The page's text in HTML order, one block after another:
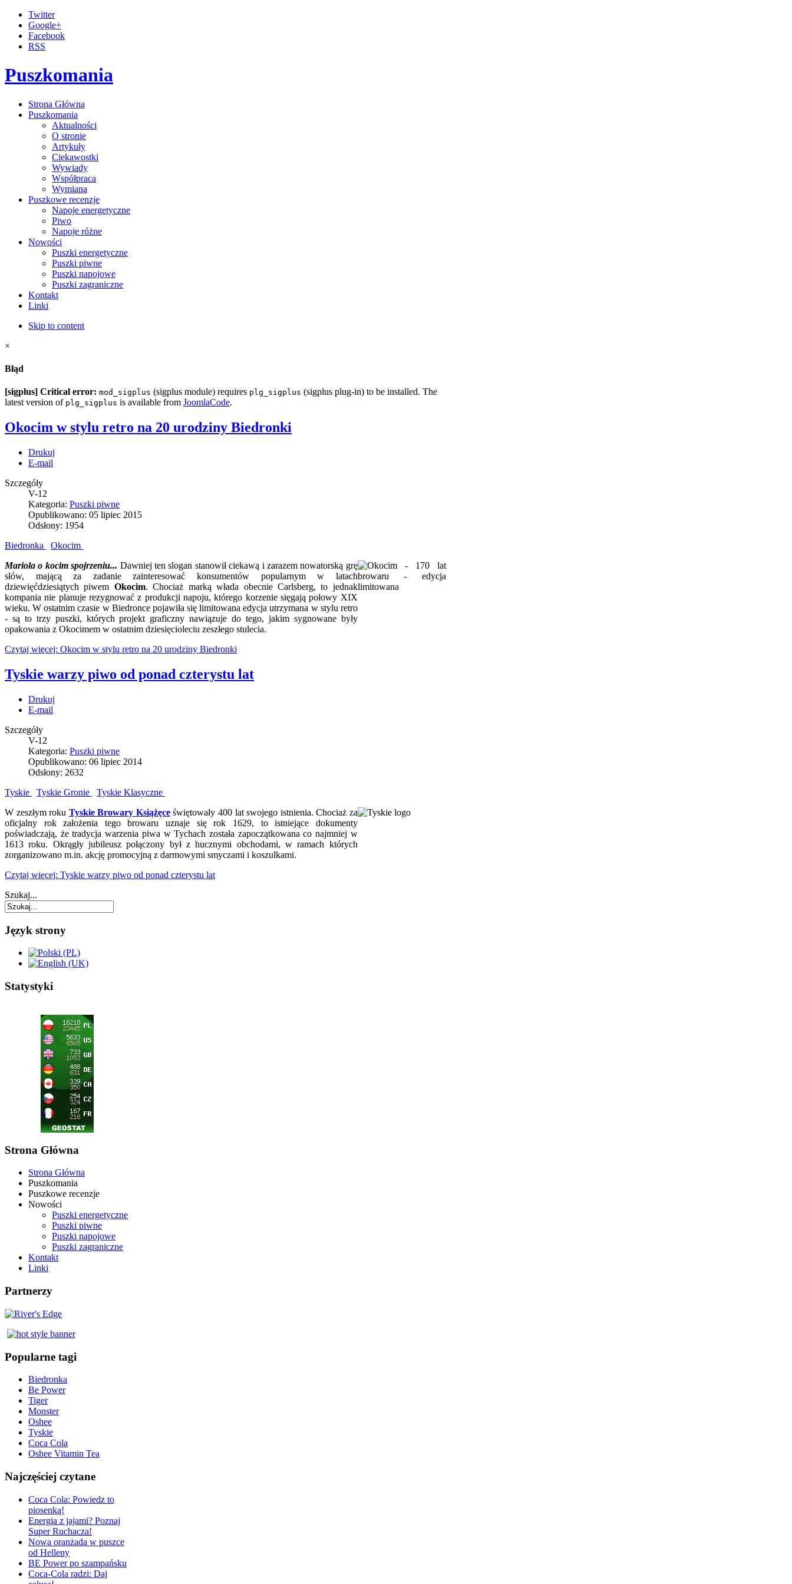
Twitter
Google+
Facebook
RSS
Puszkomania
Strona Główna
Puszkomania
Aktualności
O stronie
Artykuły
Ciekawostki
Wywiady
Współpraca
Wymiana
Puszkowe recenzje
Napoje energetyczne
Piwo
Napoje różne
Nowości
Puszki energetyczne
Puszki piwne
Puszki napojowe
Puszki zagraniczne
Kontakt
Linki
Skip to content
×
Błąd
[sigplus] Critical error: mod_sigplus (sigplus module) requires plg_sigplus (sigplus plug-in) to be installed. The
latest version of plg_sigplus is available from JoomlaCode.
Okocim w stylu retro na 20 urodziny Biedronki
Drukuj
E-mail
Szczegóły
V-12
Kategoria: Puszki piwne
Opublikowano: 05 lipiec 2015
Odsłony: 1954
Biedronka
Okocim
Mariola o kocim spojrzeniu... Dawniej ten slogan stanowił ciekawą i zarazem nowatorską grę
słów, mającą za zadanie zainteresować konsumentów popularnym w latach
dziewięćdziesiątych piwem Okocim. Chociaż marką włada obecnie Carlsberg, to jednak
kompania nie planuje rezygnować z produkcji napoju, którego korzenie sięgają połowy XIX
wieku. W ostatnim czasie w Biedronce pojawiła się limitowana edycja utrzymana w stylu retro
- są to trzy puszki, których projekt graficzny nawiązuje do tego, jakim sygnowane były
opakowania z Okocimem w ostatnim dziesięcioleciu zeszłego stulecia.
Czytaj więcej: Okocim w stylu retro na 20 urodziny Biedronki
Tyskie warzy piwo od ponad czterystu lat
Drukuj
E-mail
Szczegóły
V-12
Kategoria: Puszki piwne
Opublikowano: 06 lipiec 2014
Odsłony: 2632
Tyskie
Tyskie Gronie
Tyskie Klasyczne
W zeszłym roku Tyskie Browary Książęceświętowały 400 lat swojego istnienia. Chociaż za
oficjalny rok założenia tego browaru uznaje się rok 1629, to istniejące dokumenty
poświadczają, że tradycja warzenia piwa w Tychach została zapoczątkowana co najmniej w
1613 roku. Okrągły jubileusz połączony był z hucznymi obchodami, w ramach których
zorganizowano m.in. akcję promocyjną z darmowymi smyczami i koszulkami.
Czytaj więcej: Tyskie warzy piwo od ponad czterystu lat
Szukaj...
Język strony
Statystyki
Strona Główna
Strona Główna
Puszkomania
Puszkowe recenzje
Nowości
Puszki energetyczne
Puszki piwne
Puszki napojowe
Puszki zagraniczne
Kontakt
Linki
Partnerzy
Popularne tagi
Biedronka
Be Power
Tiger
Monster
Oshee
Tyskie
Coca Cola
Oshee Vitamin Tea
Najczęściej czytane
Coca Cola: Powiedz to
piosenką!
Energia z jajami? Poznaj
Super Ruchacza!
Nowa oranżada w puszce
od Helleny
BE Power po szampańsku
Coca-Cola radzi: Daj